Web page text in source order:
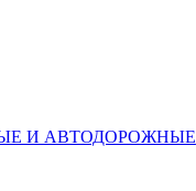
И АВТОДОРОЖНЫЕ